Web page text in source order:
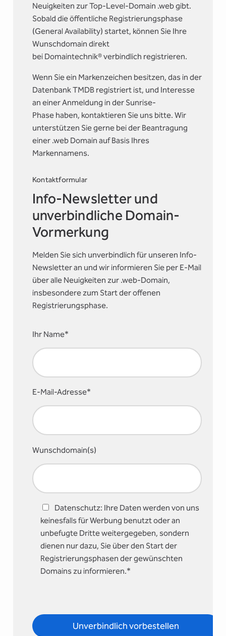
Neuigkeiten zur Top-Level-Domain .web gibt.
Sobald die öffentliche Registrierungsphase
(General Availability) startet, können Sie Ihre
Wunschdomain direkt
bei Domaintechnik® verbindlich registrieren.
Wenn Sie ein Markenzeichen besitzen, das in der
Datenbank TMDB registriert ist, und Interesse
an einer Anmeldung in der Sunrise-
Phase haben, kontaktieren Sie uns bitte. Wir
unterstützen Sie gerne bei der Beantragung
einer .web Domain auf Basis Ihres
Markennamens.
Kontaktformular
Info-Newsletter und
unverbindliche Domain-
Vormerkung
Melden Sie sich unverbindlich für unseren Info-
Newsletter an und wir informieren Sie per E-Mail
über alle Neuigkeiten zur .web-Domain,
insbesondere zum Start der offenen
Registrierungsphase.
Ihr Name*
E-Mail-Adresse*
Wunschdomain(s)
Datenschutz: Ihre Daten werden von uns
keinesfalls für Werbung benutzt oder an
unbefugte Dritte weitergegeben, sondern
dienen nur dazu, Sie über den Start der
Registrierungsphasen der gewünschten
Domains zu informieren.*